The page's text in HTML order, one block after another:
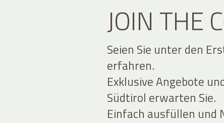
JOIN THE
Seien Sie unter den
erfahren.
Exklusive Angebote
Südtirol erwarten Sie.
Einfach ausfüllen und